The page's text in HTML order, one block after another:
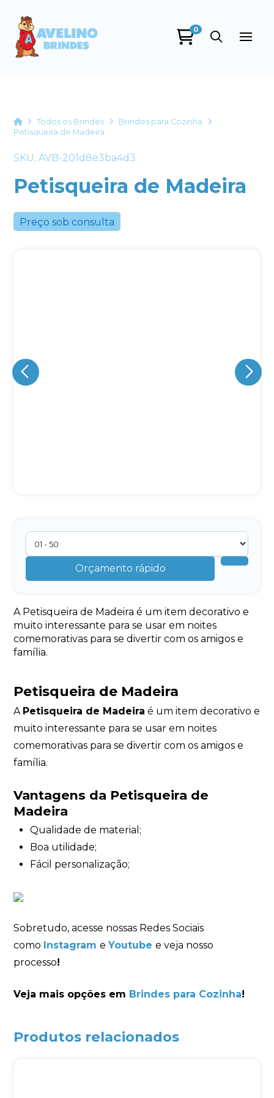
0
HomeTodos os Brindes
Brindes para Cozinha
Petisqueira de Madeira
SKU: AVB-201d8e3ba4d3
Petisqueira de Madeira
Preço sob consulta
Orçamento rápido
A Petisqueira de Madeira é um item decorativo e
muito interessante para se usar em noites
comemorativas para se divertir com os amigos e
família.
Petisqueira de Madeira
A Petisqueira de Madeira é um item decorativo e
muito interessante para se usar em noites
comemorativas para se divertir com os amigos e
família.
Vantagens da Petisqueira de
Madeira
Qualidade de material;
Boa utilidade;
Fácil personalização;
Sobretudo, acesse nossas Redes Sociais
como Instagram eYoutube e veja nosso
processo!
Veja mais opções em Brindes para Cozinha!
Produtos relacionados
+55